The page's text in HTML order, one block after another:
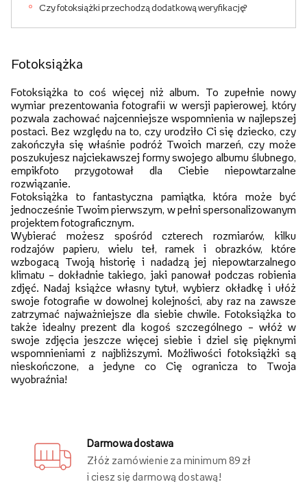
Czy fotoksiążki przechodzą dodatkową weryfikację?
Fotoksiążka
Fotoksiążka to coś więcej niż album. To zupełnie nowy
wymiar prezentowania fotografii w wersji papierowej, który
pozwala zachować najcenniejsze wspomnienia w najlepszej
postaci. Bez względu na to, czy urodziło Ci się dziecko, czy
zakończyła się właśnie podróż Twoich marzeń, czy może
poszukujesz najciekawszej formy swojego albumu ślubnego,
empikfoto przygotował dla Ciebie niepowtarzalne
rozwiązanie.
Fotoksiążka to fantastyczna pamiątka, która może być
jednocześnie Twoim pierwszym, w pełni spersonalizowanym
projektem fotograficznym.
Wybierać możesz spośród czterech rozmiarów, kilku
rodzajów papieru, wielu teł, ramek i obrazków, które
wzbogacą Twoją historię i nadadzą jej niepowtarzalnego
klimatu – dokładnie takiego, jaki panował podczas robienia
zdjęć. Nadaj książce własny tytuł, wybierz okładkę i ułóż
swoje fotografie w dowolnej kolejności, aby raz na zawsze
zatrzymać najważniejsze dla siebie chwile. Fotoksiążka to
także idealny prezent dla kogoś szczególnego – włóż w
swoje zdjęcia jeszcze więcej siebie i dziel się pięknymi
wspomnieniami z najbliższymi. Możliwości fotoksiążki są
nieskończone, a jedyne co Cię ogranicza to Twoja
wyobraźnia!
Darmowa dostawa
Złóż zamówienie za minimum 89 zł
i ciesz się darmową dostawą!